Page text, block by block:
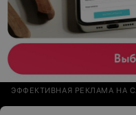
ЭФФЕКТИВНАЯ РЕКЛАМА НА